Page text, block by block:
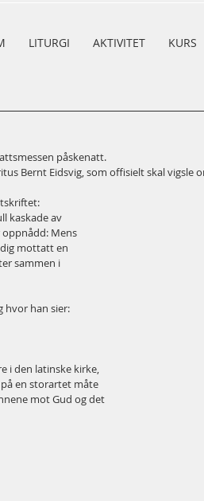
LITURGI AKTIVITET KURS
påskenatt.
Bernt Eidsvig, som offisielt skal vigsle
kaskade av
Mens
mottatt en
sammen i
hvor han sier:
i den latinske kirke,
en storartet måte
mot Gud og det